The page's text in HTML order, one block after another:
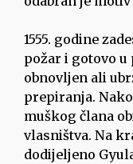
1555. godine
požar i gotovo u
obnovljen ali
prepiranja.
muškog člana
vlasništva. Na
dodijeljeno